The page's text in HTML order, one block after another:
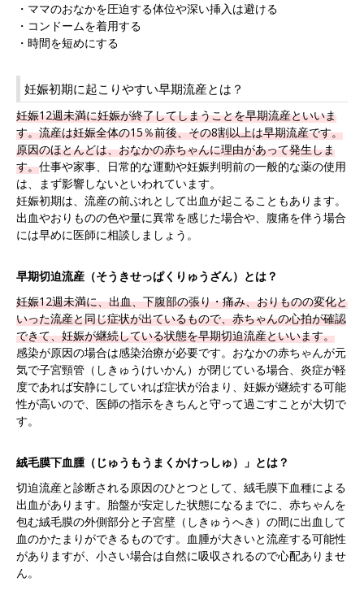
・ママのおなかを圧迫する体位や深い挿入は避ける
・コンドームを着用する
・時間を短めにする
妊娠初期に起こりやすい早期流産とは？
妊娠12週未満に妊娠が終了してしまうことを早期流産といいま
す。流産は妊娠全体の15％前後、その8割以上は早期流産です。
原因のほとんどは、おなかの赤ちゃんに理由があって発生しま
す。仕事や家事、日常的な運動や妊娠判明前の一般的な薬の使用
は、まず影響しないといわれています。
妊娠初期は、流産の前ぶれとして出血が起こることもあります。
出血やおりものの色や量に異常を感じた場合や、腹痛を伴う場合
には早めに医師に相談しましょう。
早期切迫流産（そうきせっぱくりゅうざん）とは？
妊娠12週未満に、出血、下腹部の張り・痛み、おりものの変化と
いった流産と同じ症状が出ているもので、赤ちゃんの心拍が確認
できて、妊娠が継続している状態を早期切迫流産といいます。
感染が原因の場合は感染治療が必要です。おなかの赤ちゃんが元
気で子宮頸管（しきゅうけいかん）が閉じている場合、炎症が軽
度であれば安静にしていれば症状が治まり、妊娠が継続する可能
性が高いので、医師の指示をきちんと守って過ごすことが大切で
す。
絨毛膜下血腫（じゅうもうまくかけっしゅ）」とは？
切迫流産と診断される原因のひとつとして、絨毛膜下血種による
出血があります。胎盤が安定した状態になるまでに、赤ちゃんを
包む絨毛膜の外側部分と子宮壁（しきゅうへき）の間に出血して
血のかたまりができるものです。血腫が大きいと流産する可能性
がありますが、小さい場合は自然に吸収されるので心配ありませ
ん。